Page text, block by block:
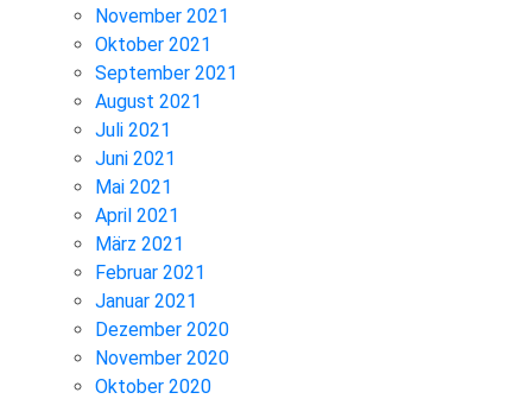
November 2021
Oktober 2021
September 2021
August 2021
Juli 2021
Juni 2021
Mai 2021
April 2021
März 2021
Februar 2021
Januar 2021
Dezember 2020
November 2020
Oktober 2020